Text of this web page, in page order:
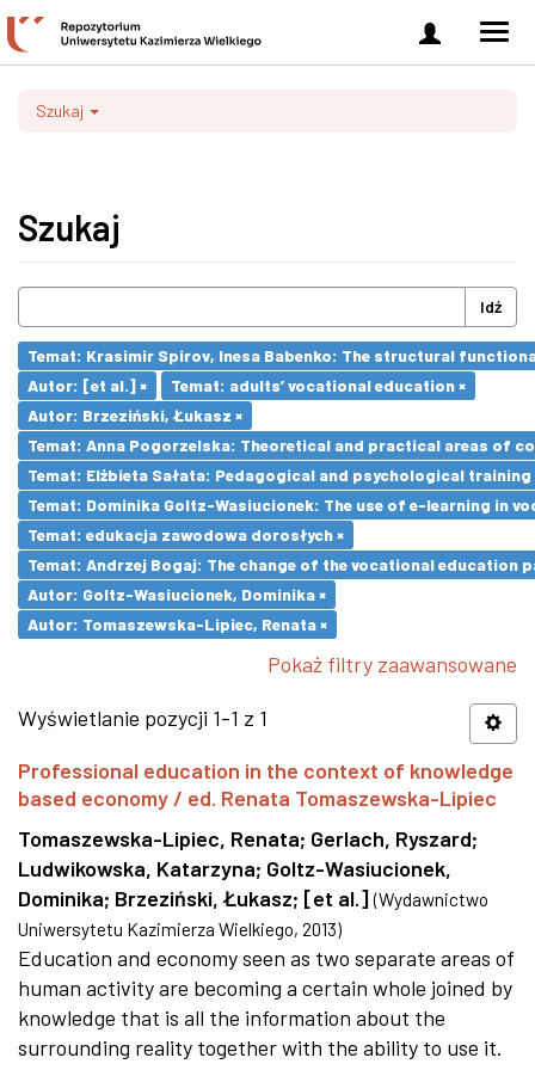
Zaloguj
się
Szukaj
Szukaj
Idź
Temat: Krasimir Spirov, Inesa Babenko: The structural
Autor: [et al.] ×
Temat: adults’ vocational education ×
Autor: Brzeziński, Łukasz ×
Temat: Anna Pogorzelska: Theoretical and practical areas of
Temat: Elżbieta Sałata: Pedagogical and psychological
Temat: Dominika Goltz-Wasiucionek: The use of e-learning in
Temat: edukacja zawodowa dorosłych ×
Temat: Andrzej Bogaj: The change of the vocational education
Autor: Goltz-Wasiucionek, Dominika ×
Autor: Tomaszewska-Lipiec, Renata ×
Pokaż filtry zaawansowane
Wyświetlanie pozycji 1-1 z 1
Professional education in the context of knowledge
based economy / ed. Renata Tomaszewska-Lipiec
Tomaszewska-Lipiec, Renata; Gerlach, Ryszard;
Ludwikowska, Katarzyna; Goltz-Wasiucionek,
Dominika; Brzeziński, Łukasz; [et al.] (Wydawnictwo
Uniwersytetu Kazimierza Wielkiego, 2013)
Education and economy seen as two separate areas of
human activity are becoming a certain whole joined by
knowledge that is all the information about the
surrounding reality together with the ability to use it.